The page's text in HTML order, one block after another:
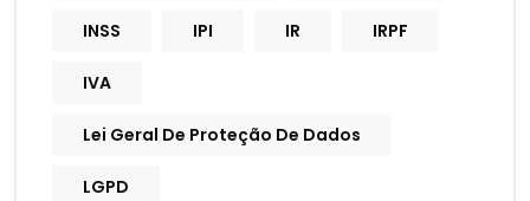
INSS IPI IR IRPF
IVA
Lei Geral De Proteção De Dados
LGPD